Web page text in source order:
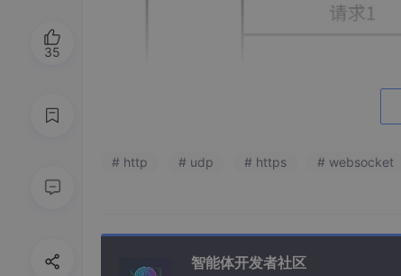
服务器在收到请求后，把响应包发送给
给浏览器，这样就完成了一次请求响应的
# http # udp # https # websocket
智能体开发者社区
35